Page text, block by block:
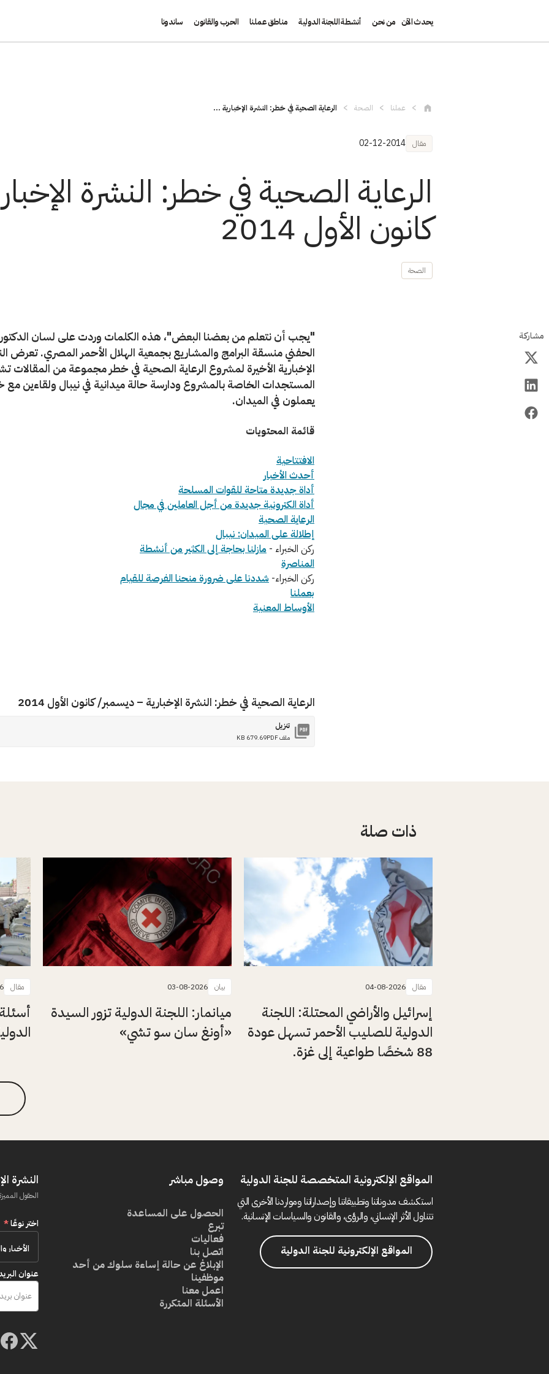
يحدث الآن من نحن أنشطة اللجنة الدولية مناطق عملنا الحرب والقانون ساندونا
عملنا الصحة الرعاية الصحية في خطر: النشرة الإخبارية ...
مقال 02-12-2014
الرعاية الصحية في خطر: النشرة
كانون الأول 2014
الصحة
مشاركة
"يجب أن نتعلم من بعضنا البعض"، هذه الكلمات وردت على لسان
الحفني منسقة البرامج والمشاريع بجمعية الهلال الأحمر المصري. تعرض
الإخبارية الأخيرة لمشروع الرعاية الصحية في خطر مجموعة من المقالات
المستجدات الخاصة بالمشروع ودارسة حالة ميدانية في نيبال ولقاءين مع
يعملون في الميدان.
قائمة المحتويات
الافتتاحية
أحدث الأخبار
أداة جديدة متاحة للقوات المسلحة
أداة الكترونية جديدة من أجل العاملين في مجال
الرعاية الصحية
إطلالة على الميدان: نيبال
ركن الخبراء - مازلنا بحاجة إلى الكثير من أنشطة
المناصرة
ركن الخبراء- شددنا على ضرورة منحنا الفرصة للقيام
بعملنا
الأوساط المعنية
الرعاية الصحية في خطر: النشرة الإخبارية – ديسمبر/ كانون الأول 2014
تنزيل
ملف PDF 679.69 KB
ذات صلة
مقال 04-08-2026
إسرائيل والأراضي المحتلة: اللجنة
الدولية للصليب الأحمر تسهل عودة
88 شخصًا طواعية إلى غزة.
بيان 03-08-2026
ميانمار: اللجنة الدولية تزور السيدة
«أونغ سان سو تشي»
مقال
المواقع الإلكترونية المتخصصة للجنة الدولية
استكشف مدوناتنا وتطبيقاتنا وإصداراتنا ومواردنا الأخرى التي
تتناول الأثر الإنساني، والرؤى، والقانون والسياسات الإنسانية.
المواقع الإلكترونية للجنة الدولية
وصول مباشر
الحصول على المساعدة
تبرع
فعاليات
اتصل بنا
الإبلاغ عن حالة إساءة سلوك من أحد
موظفينا
اعمل معنا
الأسئلة المتكررة
النشرة
الحقول
اختر نوعًا*
عنوان